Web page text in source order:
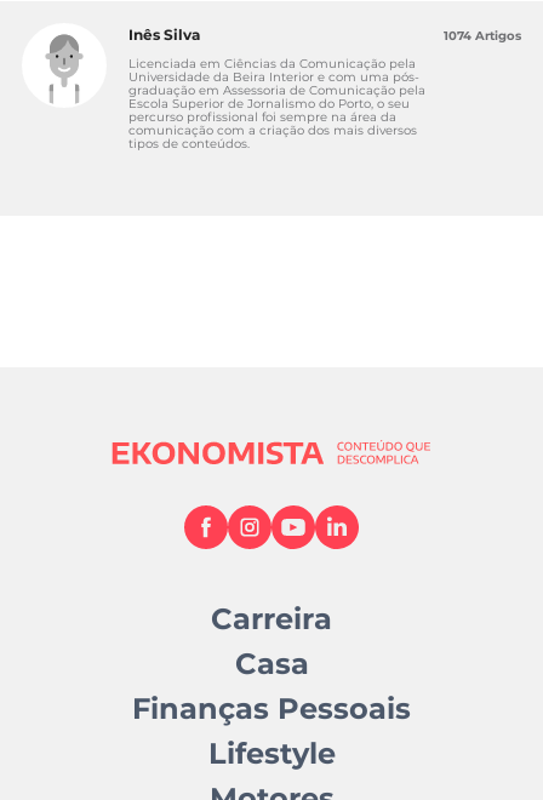
Inês Silva
Licenciada em Ciências da Comunicação pela
Universidade da Beira Interior e com uma pós-
graduação em Assessoria de Comunicação pela
Escola Superior de Jornalismo do Porto, o seu
percurso profissional foi sempre na área da
comunicação com a criação dos mais diversos
tipos de conteúdos.
1074 Artigos
Carreira
Casa
Finanças Pessoais
Lifestyle